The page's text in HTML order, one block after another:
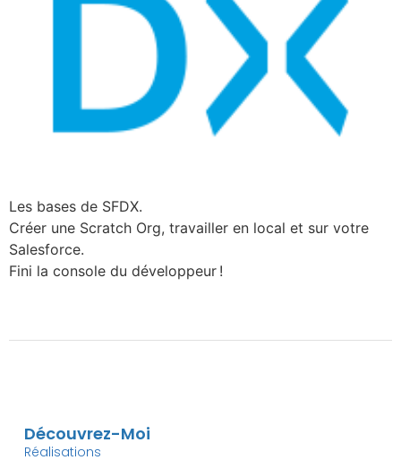
Les bases de SFDX.
Créer une Scratch Org, travailler en local et sur votre
Salesforce.
Fini la console du développeur !
Découvrez-Moi
Réalisations